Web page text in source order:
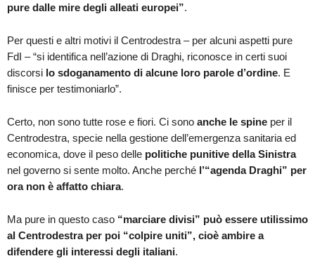
pure dalle mire degli alleati europei”.
Per questi e altri motivi il Centrodestra – per alcuni aspetti pure
FdI – “si identifica nell’azione di Draghi, riconosce in certi suoi
discorsi lo sdoganamento di alcune loro parole d’ordine. E
finisce per testimoniarlo”.
Certo, non sono tutte rose e fiori. Ci sono anche le spine per il
Centrodestra, specie nella gestione dell’emergenza sanitaria ed
economica, dove il peso delle politiche punitive della Sinistra
nel governo si sente molto. Anche perché l’“agenda Draghi” per
ora non è affatto chiara.
Ma pure in questo caso “marciare divisi” può essere utilissimo
al Centrodestra per poi “colpire uniti”, cioè ambire a
difendere gli interessi degli italiani.